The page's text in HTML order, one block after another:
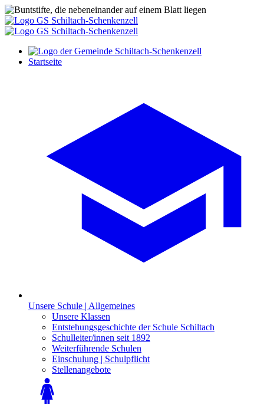
Startseite
Unsere Schule | Allgemeines
Unsere Klassen
Entstehungsgeschichte der Schule Schiltach
Schulleiter/innen seit 1892
Weiterführende Schulen
Einschulung | Schulpflicht
Stellenangebote